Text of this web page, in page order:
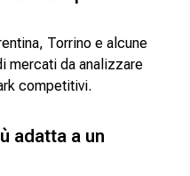
Torrino e alcune
mercati da analizzare
competitivi.
adatta a un